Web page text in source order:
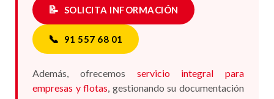
📝 SOLICITA INFORMACIÓN
📞 91 557 68 01
Además, ofrecemos servicio integral para
empresas y flotas, gestionando su documentación